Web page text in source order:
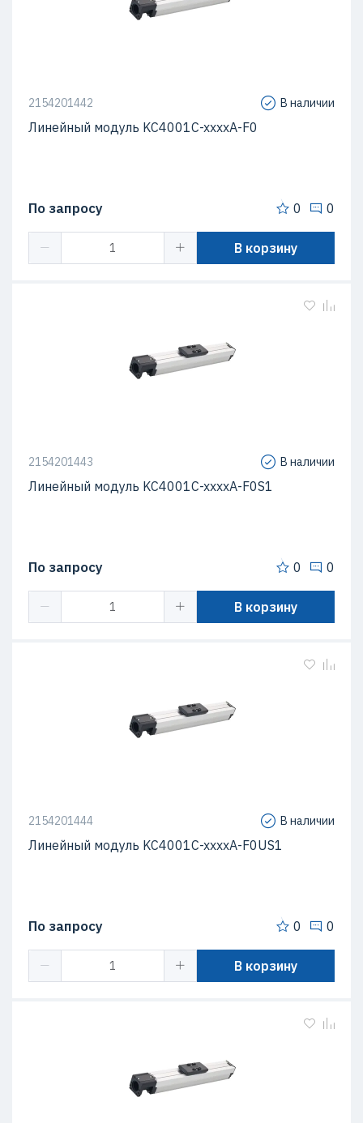
2154201442 В наличии
Линейный модуль KC4001C-xxxxA-F0
По запросу 0 0
В корзину
2154201443 В наличии
Линейный модуль KC4001C-xxxxA-F0S1
По запросу 0 0
В корзину
2154201444 В наличии
Линейный модуль KC4001C-xxxxA-F0US1
По запросу 0 0
В корзину